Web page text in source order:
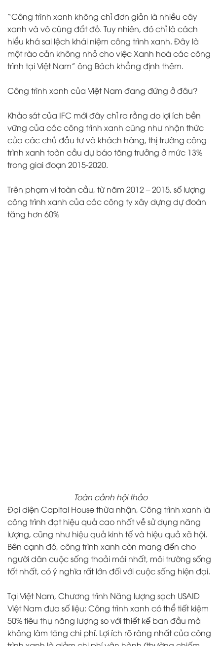
“Công trình xanh không chỉ đơn giản là nhiều cây
xanh và vô cùng đắt đỏ. Tuy nhiên, đó chỉ là cách
hiểu khá sai lệch khái niệm công trình xanh. Đây là
một rào cản không nhỏ cho việc Xanh hoá các công
trình tại Việt Nam” ông Bách khẳng định thêm.
Công trình xanh của Việt Nam đang đứng ở đâu?
Khảo sát của IFC mới đây chỉ ra rằng do lợi ích bền
vững của các công trình xanh cũng như nhận thức
của các chủ đầu tư và khách hàng, thị trường công
trình xanh toàn cầu dự báo tăng trưởng ở mức 13%
trong giai đoạn 2015-2020.
Trên phạm vi toàn cầu, từ năm 2012 – 2015, số lượng
công trình xanh của các công ty xây dựng dự đoán
tăng hơn 60%
Toàn cảnh hội thảo
Đại diện Capital House thừa nhận, Công trình xanh là
công trình đạt hiệu quả cao nhất về sử dụng năng
lượng, cũng như hiệu quả kinh tế và hiệu quả xã hội.
Bên cạnh đó, công trình xanh còn mang đến cho
người dân cuộc sống thoải mái nhất, môi trường sống
tốt nhất, có ý nghĩa rất lớn đối với cuộc sống hiện đại.
Tại Việt Nam, Chương trình Năng lượng sạch USAID
Việt Nam đưa số liệu: Công trình xanh có thể tiết kiệm
50% tiêu thụ năng lượng so với thiết kế ban đầu mà
không làm tăng chi phí. Lợi ích rõ ràng nhất của công